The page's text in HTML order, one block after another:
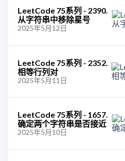
LeetCode 75系列 - 2390.
从字符串中移除星号
2025年5月12日
LeetCode 75系列 - 2352.
相等行列对
2025年5月11日
LeetCode 75系列 - 1657.
确定两个字符串是否接近
2025年5月10日